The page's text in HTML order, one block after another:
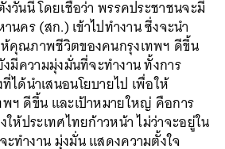
วันนี้ โดยเชื่อว่า พรรคประชาชนจะมี
นคร (สก.) เข้าไปทำงาน ซึ่งจะนำ
คุณภาพชีวิตของคนกรุงเทพฯ ดีขึ้น
มีความมุ่งมั่นที่จะทำงาน ทั้งการ
ด้นำเสนอนโยบายไป เพื่อให้
ฯ ดีขึ้น และเป้าหมายใหญ่ คือการ
ห้ประเทศไทยก้าวหน้า ไม่ว่าจะอยู่ใน
ทำงาน มุ่งมั่น แสดงความตั้งใจ